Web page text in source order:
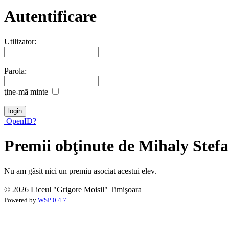
Autentificare
Utilizator:
Parola:
ţine-mã minte
OpenID?
Premii obţinute de Mihaly
Nu am gãsit nici un premiu asociat acestui elev.
© 2026 Liceul "Grigore Moisil" Timişoara
Powered by WSP 0.4.7